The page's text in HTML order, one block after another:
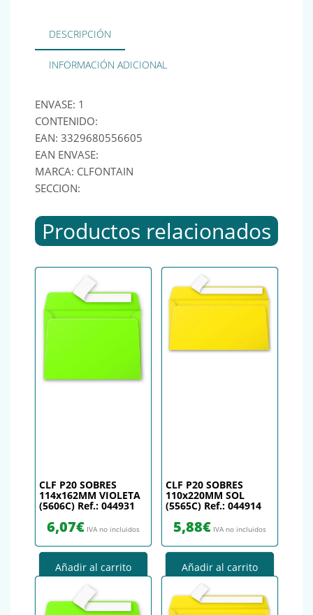
DESCRIPCIÓN
INFORMACIÓN ADICIONAL
ENVASE: 1
CONTENIDO:
EAN: 3329680556605
EAN ENVASE:
MARCA: CLFONTAIN
SECCION:
Productos relacionados
CLF P20 SOBRES
114x162MM VIOLETA
(5606C) Ref.: 044931
6,07€ IVA no incluidos
Añadir al carrito
CLF P20 SOBRES
110x220MM SOL
(5565C) Ref.: 044914
5,88€ IVA no incluidos
Añadir al carrito